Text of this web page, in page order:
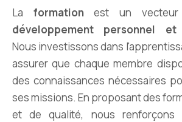
La formationest un vecteur
développement personnel et
Nous investissons dans
assurer que chaque membre
des connaissances nécessaires
ses missions. En proposant des
et de qualité, nous renforçons